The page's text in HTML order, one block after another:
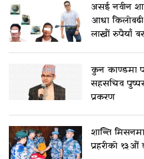
असई नवीन
आधा
लाखौं रुपैयाँ
कुन काण्डमा
सहसचिव
प्रकरण
शान्ति
प्रहरीको